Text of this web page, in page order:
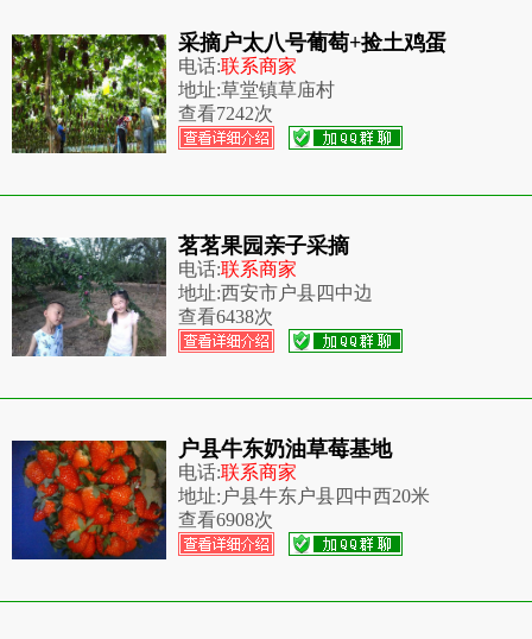
采摘户太八号葡萄+捡土鸡蛋
电话:联系商家
地址:草堂镇草庙村
查看7242次
茗茗果园亲子采摘
电话:联系商家
地址:西安市户县四中边
查看6438次
户县牛东奶油草莓基地
电话:联系商家
地址: 户县牛东户县四中西20米
查看6908次